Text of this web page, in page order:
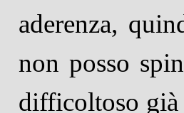
aderenza,
non posso
difficoltoso già